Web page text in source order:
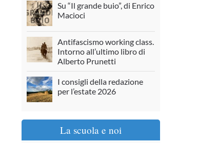
Su “Il grande buio”, di Enrico
Macioci
Antifascismo working class.
Intorno all’ultimo libro di
Alberto Prunetti
I consigli della redazione
per l’estate 2026
La scuola e noi